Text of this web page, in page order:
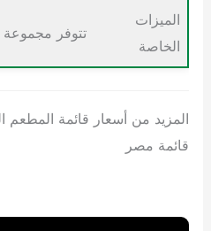
الميزات
الخاصة
تتوفر مجموعة
المزيد من أسعار قائمة
قائمة مصر